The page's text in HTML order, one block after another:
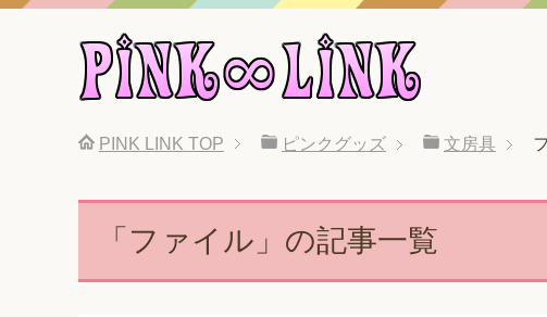
PINK LINK TOP ピンクグッズ 文房具
「ファイル」の記事一覧